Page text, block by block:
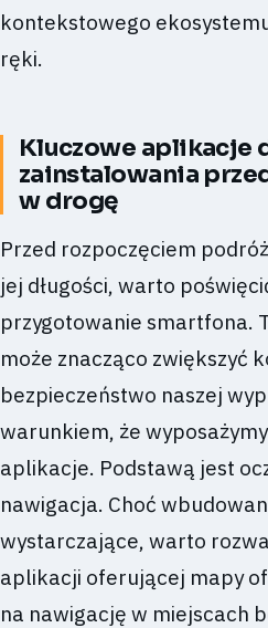
kontekstowego
ręki.
Kluczowe aplikacje
zainstalowania
w drogę
Przed rozpoczęciem
jej długości, warto
przygotowanie smartfona.
może znacząco zwiększyć
bezpieczeństwo naszej
warunkiem, że
aplikacje. Podstawą jest
nawigacja. Choć
wystarczające, warto
aplikacji oferującej mapy
na nawigację w miejscach